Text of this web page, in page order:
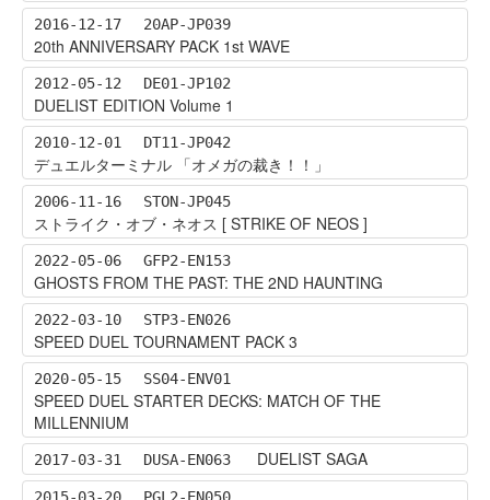
2016-12-17 20AP-JP039
20th ANNIVERSARY PACK 1st WAVE
2012-05-12 DE01-JP102
DUELIST EDITION Volume 1
2010-12-01 DT11-JP042
デュエルターミナル 「オメガの裁き！！」
2006-11-16 STON-JP045
ストライク・オブ・ネオス [ STRIKE OF NEOS ]
2022-05-06 GFP2-EN153
GHOSTS FROM THE PAST: THE 2ND HAUNTING
2022-03-10 STP3-EN026
SPEED DUEL TOURNAMENT PACK 3
2020-05-15 SS04-ENV01
SPEED DUEL STARTER DECKS: MATCH OF THE
MILLENNIUM
2017-03-31 DUSA-EN063 DUELIST SAGA